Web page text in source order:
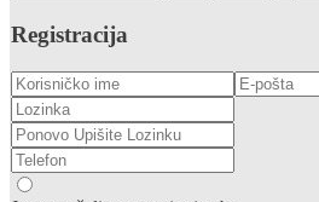
Registracija